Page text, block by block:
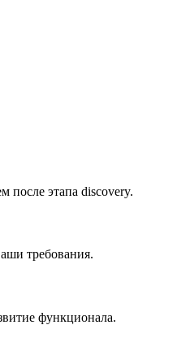
после этапа discovery.
требования.
функционала.